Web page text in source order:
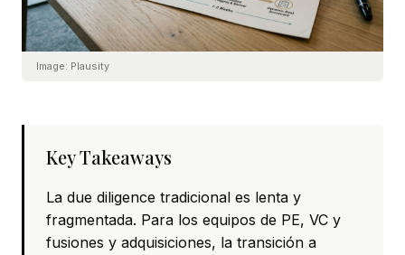
Image: Plausity
Key Takeaways
La due diligence tradicional es lenta y
fragmentada. Para los equipos de PE, VC y
fusiones y adquisiciones, la transición a